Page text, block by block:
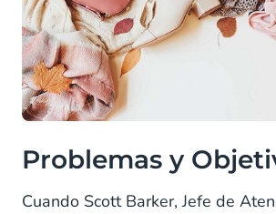
Problemas y
Cuando Scott Barker, Jefe de